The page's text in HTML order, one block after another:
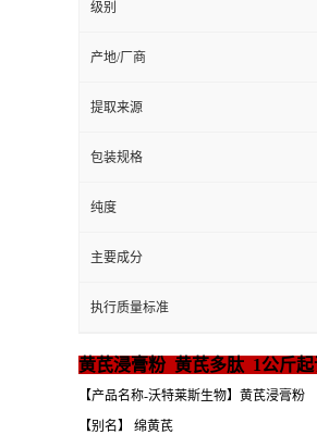
级别
产地/厂商
提取来源
包装规格
纯度
主要成分
执行质量标准
黄芪浸膏粉 黄芪多肽 1公斤起
【产品名称-沃特莱斯生物】黄芪浸膏粉
【别名】 绵黄芪